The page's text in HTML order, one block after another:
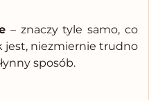
– znaczy tyle samo, co
jest, niezmiernie trudno
sposób.